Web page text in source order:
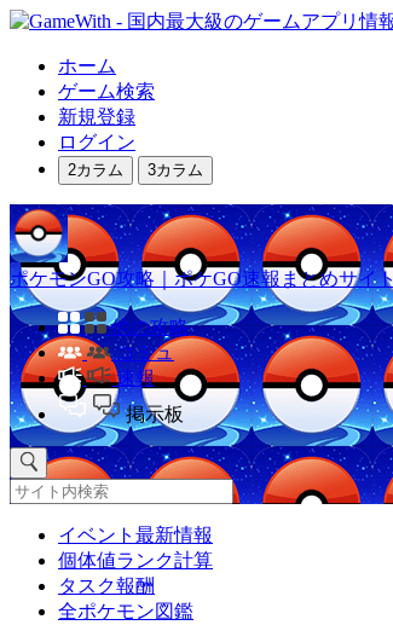
ホーム
ゲーム検索
新規登録
ログイン
2カラム 3カラム
ポケモンGO攻略｜ポケGO速報まとめサイト
他の攻略
コミュ
速報
掲示板
イベント最新情報
個体値ランク計算
タスク報酬
全ポケモン図鑑